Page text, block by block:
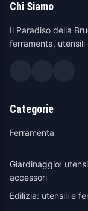
Chi Siamo
Il Paradiso della
ferramenta, utensili
Categorie
Ferramenta
Giardinaggio:
accessori
Edilizia: utensili e